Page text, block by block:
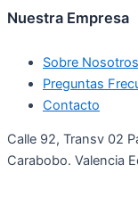
Nuestra Empresa
Sobre Nosotros
Preguntas
Contacto
Calle 92, Transv 02
Carabobo. Valencia